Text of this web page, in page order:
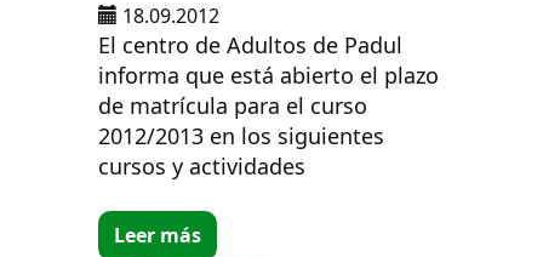
18.09.2012
El centro de Adultos de Padul
informa que está abierto el plazo
de matrícula para el curso
2012/2013 en los siguientes
cursos y actividades
Leer más